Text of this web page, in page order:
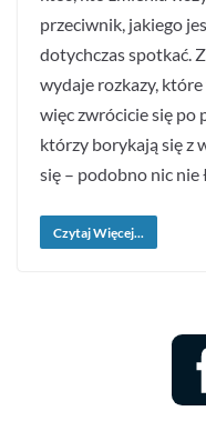
przeciwnik, jakiego
dotychczas spotkać.
wydaje rozkazy,
więc zwrócicie się po
którzy borykają się z
się – podobno nic nie
Czytaj Więcej...